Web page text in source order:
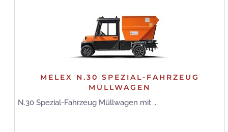
MELEX N.30 SPEZIAL-FAHRZEUG
MÜLLWAGEN
N.30 Spezial-Fahrzeug Müllwagen mit ...